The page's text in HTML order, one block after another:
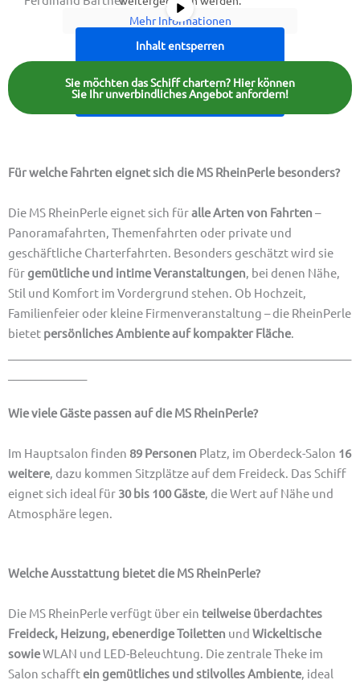
Mehr Informationen
Inhalt entsperren
Erforderlichen Service akzeptieren
und Inhalte entsperren
Sie möchten das Schiff chartern? Hier können
Sie Ihr unverbindliches Angebot anfordern!
Für welche Fahrten eignet sich die MS RheinPerle besonders?
Die MS RheinPerle eignet sich füralle Arten von Fahrten –
Panoramafahrten, Themenfahrten oder private und
geschäftliche Charterfahrten. Besonders geschätzt wird sie
fürgemütliche und intime Veranstaltungen, bei denen Nähe,
Stil und Komfort im Vordergrund stehen. Ob Hochzeit,
Familienfeier oder kleine Firmenveranstaltung – die RheinPerle
bietet persönliches Ambiente auf kompakter Fläche.
Wie viele Gäste passen auf die MS RheinPerle?
Im Hauptsalon finden 89 Personen Platz, im Oberdeck-Salon 16
weitere, dazu kommen Sitzplätze auf dem Freideck. Das Schiff
eignet sich ideal für 30 bis 100 Gäste, die Wert auf Nähe und
Atmosphäre legen.
Welche Ausstattung bietet die MS RheinPerle?
Die MS RheinPerle verfügt über ein teilweise überdachtes
Freideck, Heizung, ebenerdige Toiletten und Wickeltische
sowieWLAN und LED-Beleuchtung. Die zentrale Theke im
Salon schafftein gemütliches und stilvolles Ambiente, ideal